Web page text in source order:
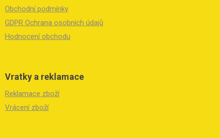
Obchodní podmínky
GDPR Ochrana osobních údajů
Hodnocení obchodu
Vratky a reklamace
Reklamace zboží
Vrácení zboží